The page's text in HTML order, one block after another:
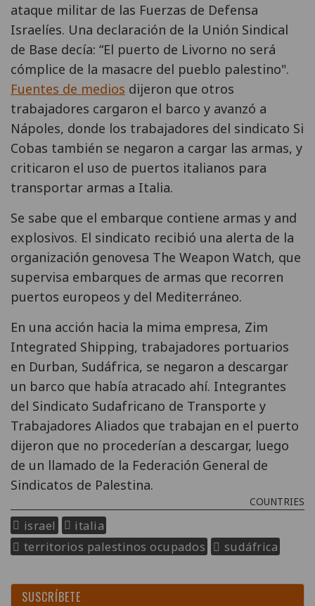
ataque militar de las Fuerzas de Defensa
Israelíes. Una declaración de la Unión Sindical
de Base decía: “El puerto de Livorno no será
cómplice de la masacre del pueblo palestino".
Fuentes de medios dijeron que otros
trabajadores cargaron el barco y avanzó a
Nápoles, donde los trabajadores del sindicato Si
Cobas también se negaron a cargar las armas, y
criticaron el uso de puertos italianos para
transportar armas a Italia.
Se sabe que el embarque contiene armas y and
explosivos. El sindicato recibió una alerta de la
organización genovesa The Weapon Watch, que
supervisa embarques de armas que recorren
puertos europeos y del Mediterráneo.
En una acción hacia la mima empresa, Zim
Integrated Shipping, trabajadores portuarios
en Durban, Sudáfrica, se negaron a descargar
un barco que había atracado ahí. Integrantes
del Sindicato Sudafricano de Transporte y
Trabajadores Aliados que trabajan en el puerto
dijeron que no procederían a descargar, luego
de un llamado de la Federación General de
Sindicatos de Palestina.
COUNTRIES
israel
italia
territorios palestinos ocupados
sudáfrica
SUSCRÍBETE